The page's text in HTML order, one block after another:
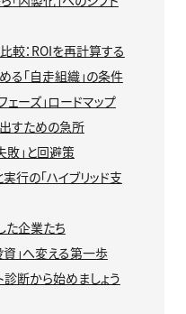
較：ROIを再計算する
る「自走組織」の条件
ーズ」ロードマップ
すための急所
敗」と回避策
行の「ハイブリッド支
た企業たち
資」へ変える第一歩
診断から始めましょう